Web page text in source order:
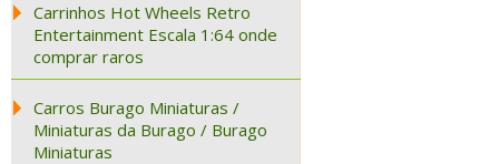
Carrinhos Hot Wheels Retro
Entertainment Escala 1:64 onde
comprar raros
Carros Burago Miniaturas /
Miniaturas da Burago / Burago
Miniaturas